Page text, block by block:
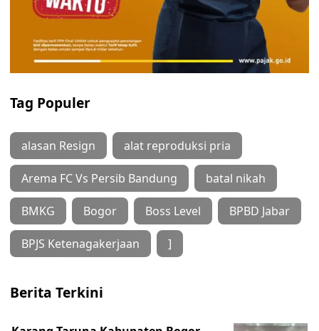
Tag Populer
alasan Resign alat reproduksi pria
Arema FC Vs Persib Bandung batal nikah
BMKG Bogor Boss Level BPBD Jabar
BPJS Ketenagakerjaan ]
Berita Terkini